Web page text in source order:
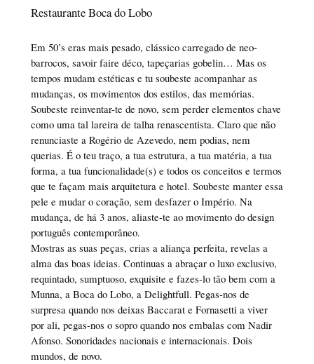
Restaurante Boca do Lobo
Em 50’s eras mais pesado, clássico carregado de neo-
barrocos, savoir faire déco, tapeçarias gobelin… Mas os
tempos mudam estéticas e tu soubeste acompanhar as
mudanças, os movimentos dos estilos, das memórias.
Soubeste reinventar-te de novo, sem perder elementos chave
como uma tal lareira de talha renascentista. Claro que não
renunciaste a Rogério de Azevedo, nem podias, nem
querias. É o teu traço, a tua estrutura, a tua matéria, a tua
forma, a tua funcionalidade(s) e todos os conceitos e termos
que te façam mais arquitetura e hotel. Soubeste manter essa
pele e mudar o coração, sem desfazer o Império. Na
mudança, de há 3 anos, aliaste-te ao movimento do design
português contemporâneo.
Mostras as suas peças, crias a aliança perfeita, revelas a
alma das boas ideias. Continuas a abraçar o luxo exclusivo,
requintado, sumptuoso, exquisite e fazes-lo tão bem com a
Munna, a Boca do Lobo, a Delightfull. Pegas-nos de
surpresa quando nos deixas Baccarat e Fornasetti a viver
por ali, pegas-nos o sopro quando nos embalas com Nadir
Afonso. Sonoridades nacionais e internacionais. Dois
mundos, de novo.